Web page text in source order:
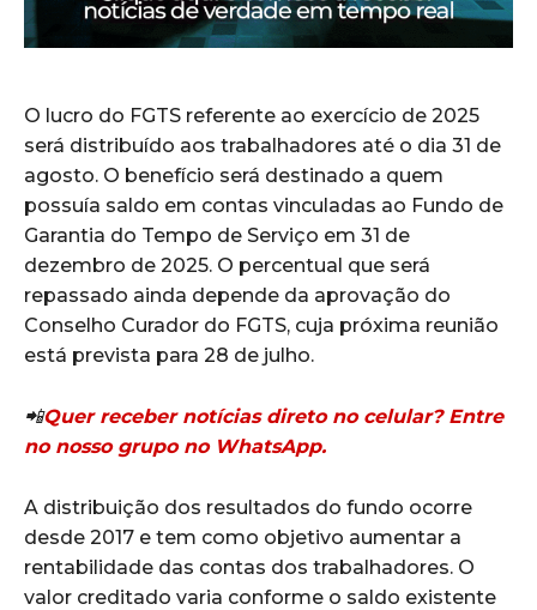
O lucro do FGTS referente ao exercício de 2025
será distribuído aos trabalhadores até o dia 31 de
agosto. O benefício será destinado a quem
possuía saldo em contas vinculadas ao Fundo de
Garantia do Tempo de Serviço em 31 de
dezembro de 2025. O percentual que será
repassado ainda depende da aprovação do
Conselho Curador do FGTS, cuja próxima reunião
está prevista para 28 de julho.
📲Quer receber notícias direto no celular? Entre
no nosso grupo no WhatsApp.
A distribuição dos resultados do fundo ocorre
desde 2017 e tem como objetivo aumentar a
rentabilidade das contas dos trabalhadores. O
valor creditado varia conforme o saldo existente